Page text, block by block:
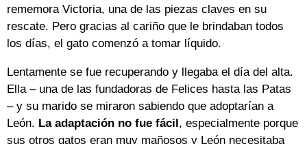
rememora Victoria, una de las piezas claves en su
rescate. Pero gracias al cariño que le brindaban todos
los días, el gato comenzó a tomar líquido.
Lentamente se fue recuperando y llegaba el día del alta.
Ella – una de las fundadoras de Felices hasta las Patas
– y su marido se miraron sabiendo que adoptarían a
León. La adaptación no fue fácil , especialmente porque
sus otros gatos eran muy mañosos y León necesitaba